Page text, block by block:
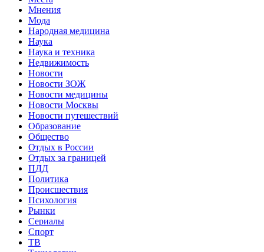
Мнения
Мода
Народная медицина
Наука
Наука и техника
Недвижимость
Новости
Новости ЗОЖ
Новости медицины
Новости Москвы
Новости путешествий
Образование
Общество
Отдых в России
Отдых за границей
ПДД
Политика
Происшествия
Психология
Рынки
Сериалы
Спорт
ТВ